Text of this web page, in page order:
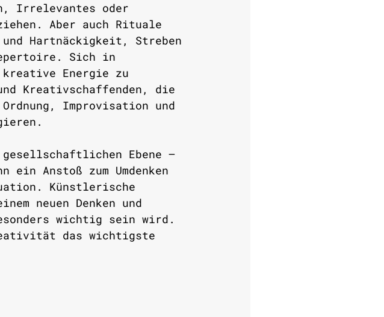
Irrelevantes oder
Aber auch Rituale
Hartnäckigkeit, Streben
Sich in
kreative Energie zu
Kreativschaffenden, die
Improvisation und
Ebene –
Anstoß zum Umdenken
Künstlerische
neuen Denken und
wichtig sein wird.
das wichtigste